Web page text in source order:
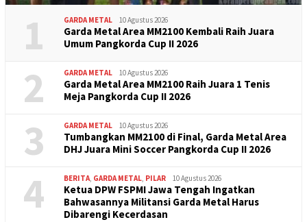
1 GARDA METAL 10 Agustus 2026
Garda Metal Area MM2100 Kembali Raih Juara
Umum Pangkorda Cup II 2026
2 GARDA METAL 10 Agustus 2026
Garda Metal Area MM2100 Raih Juara 1 Tenis
Meja Pangkorda Cup II 2026
3 GARDA METAL 10 Agustus 2026
Tumbangkan MM2100 di Final, Garda Metal Area
DHJ Juara Mini Soccer Pangkorda Cup II 2026
4 BERITA, GARDA METAL, PILAR 10 Agustus 2026
Ketua DPW FSPMI Jawa Tengah Ingatkan
Bahwasannya Militansi Garda Metal Harus
Dibarengi Kecerdasan